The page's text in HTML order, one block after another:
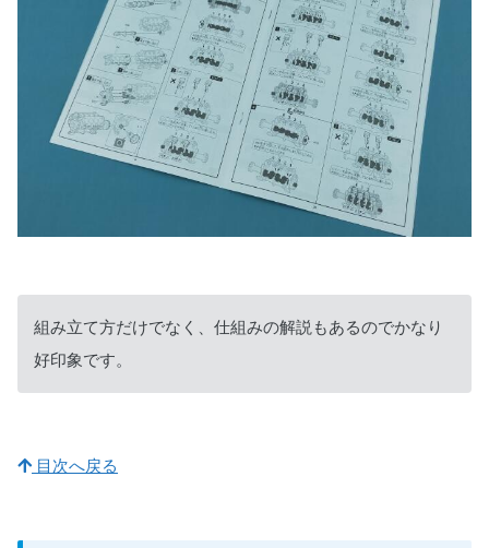
組み立て方だけでなく、仕組みの解説もあるのでかなり
好印象です。
目次へ戻る